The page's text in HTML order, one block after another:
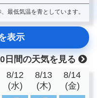
最低気温を青としています。
表示
日間の天気を見る
8/12
(水)
8/13
(木)
8/14
(金)